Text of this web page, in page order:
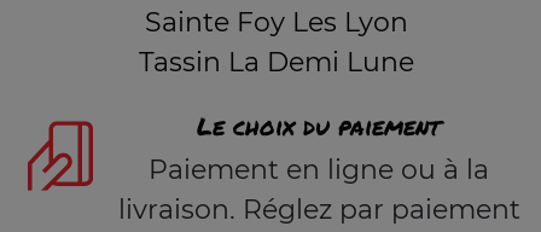
Sainte Foy Les Lyon
Tassin La Demi Lune
Le choix du paiement
Paiement en ligne ou à la
livraison. Réglez par paiement